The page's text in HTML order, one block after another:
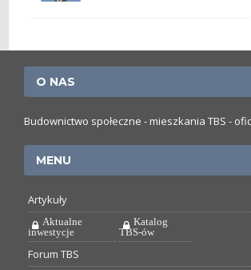
O NAS
Budownictwo społeczne - mieszkania TBS -
MENU
Artykuły
Aktualne
inwestycje
Katalog
TBS-ów
Forum TBS